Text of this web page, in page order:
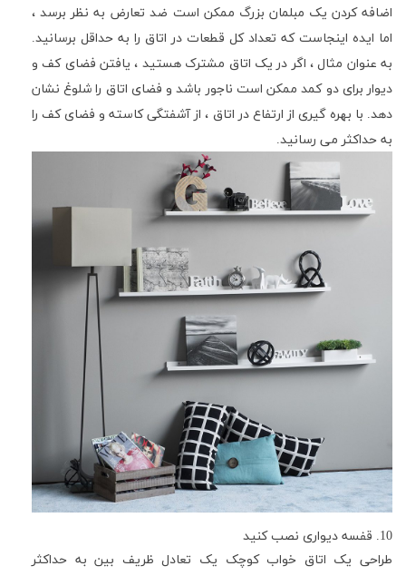
اضافه کردن یک مبلمان بزرگ ممکن است ضد تعارض به نظر برسد ،
اما ایده اینجاست که تعداد کل قطعات در اتاق را به حداقل برسانید.
به عنوان مثال ، اگر در یک اتاق مشترک هستید ، یافتن فضای کف و
دیوار برای دو کمد ممکن است ناجور باشد و فضای اتاق را شلوغ نشان
دهد. با بهره گیری از ارتفاع در اتاق ، از آشفتگی کاسته و فضای کف را
به حداکثر می رسانید.
10. قفسه دیواری نصب کنید
طراحی یک اتاق خواب کوچک یک تعادل ظریف بین به حداکثر